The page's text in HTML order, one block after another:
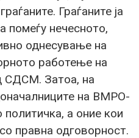
Граѓаните ја
помеѓу нечесното,
однесување на
работење на
СДСМ. Затоа, на
на ВМРО-
а оние кои
правна одговорност.